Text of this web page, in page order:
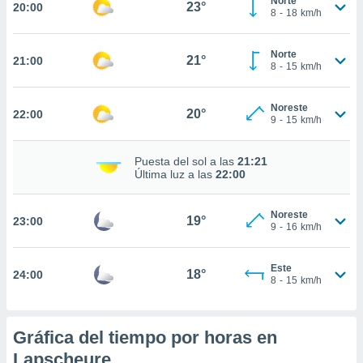
como
en
a lo que
u
datos
20:00 23°
8 - 18 km/h
21:00 21°
Norte
8 - 15 km/h
22:00 20°
Noreste
9 - 15 km/h
Puesta del sol a las 21:21
Última luz a las 22:00
23:00 19°
Noreste
9 - 16 km/h
24:00 18°
Este
8 - 15 km/h
Gráfica del tiempo por horas en